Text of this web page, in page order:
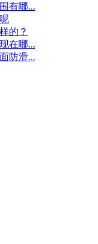
有哪...
的？
在哪...
防滑...